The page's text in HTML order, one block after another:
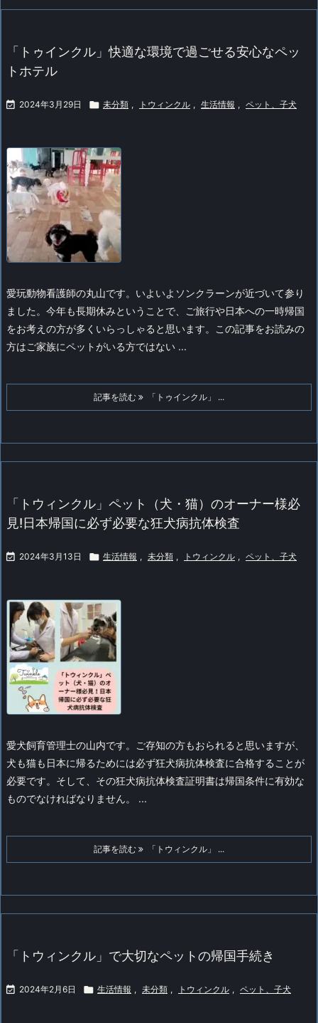
「トゥインクル」快適な環境で過ごせる安心なペッ
トホテル
 2024年3月29日  未分類 , トウィンクル , 生活情報 , ペット、子犬
愛玩動物看護師の丸山です。 いよいよソンクラーンが近づいて参り
ました。 今年も長期休みということで、ご旅行や日本への一時帰国
をお考えの方が多くいらっしゃると思います。この記事をお読みの
方はご家族にペットがいる方ではない ...
記事を読む 「トゥインクル」 ...
「トウィンクル」ペット（犬・猫）のオーナー様必
見!日本帰国に必ず必要な狂犬病抗体検査
 2024年3月13日  生活情報 , 未分類 , トウィンクル , ペット、子犬
愛犬飼育管理士の山内です。
ご存知の方もおられると思いますが、
犬も猫も日本に帰るためには必ず狂犬病抗体検査に合格することが
必要です。そして、その狂犬病抗体検査証明書は帰国条件に有効な
ものでなければなりません。
...
記事を読む 「トウィンクル」 ...
「トウィンクル」で大切なペットの帰国手続き
 2024年2月6日  生活情報 , 未分類 , トウィンクル , ペット、子犬